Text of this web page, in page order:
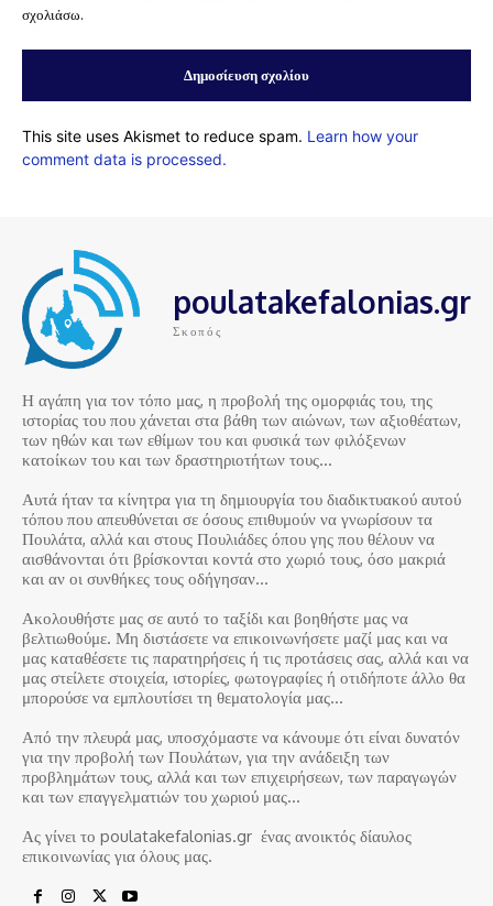
σχολιάσω.
This site uses Akismet to reduce spam. Learn how your
comment data is processed.
poulatakefalonias.gr
Σκοπός
Η αγάπη για τον τόπο μας, η προβολή της ομορφιάς του, της
ιστορίας του που χάνεται στα βάθη των αιώνων, των αξιοθέατων,
των ηθών και των εθίμων του και φυσικά των φιλόξενων
κατοίκων του και των δραστηριοτήτων τους…
Αυτά ήταν τα κίνητρα για τη δημιουργία του διαδικτυακού αυτού
τόπου που απευθύνεται σε όσους επιθυμούν να γνωρίσουν τα
Πουλάτα, αλλά και στους Πουλιάδες όπου γης που θέλουν να
αισθάνονται ότι βρίσκονται κοντά στο χωριό τους, όσο μακριά
και αν οι συνθήκες τους οδήγησαν…
Ακολουθήστε μας σε αυτό το ταξίδι και βοηθήστε μας να
βελτιωθούμε. Μη διστάσετε να επικοινωνήσετε μαζί μας και να
μας καταθέσετε τις παρατηρήσεις ή τις προτάσεις σας, αλλά και να
μας στείλετε στοιχεία, ιστορίες, φωτογραφίες ή οτιδήποτε άλλο θα
μπορούσε να εμπλουτίσει τη θεματολογία μας…
Από την πλευρά μας, υποσχόμαστε να κάνουμε ότι είναι δυνατόν
για την προβολή των Πουλάτων, για την ανάδειξη των
προβλημάτων τους, αλλά και των επιχειρήσεων, των παραγωγών
και των επαγγελματιών του χωριού μας…
Ας γίνει το poulatakefalonias.gr ένας ανοικτός δίαυλος
επικοινωνίας για όλους μας.